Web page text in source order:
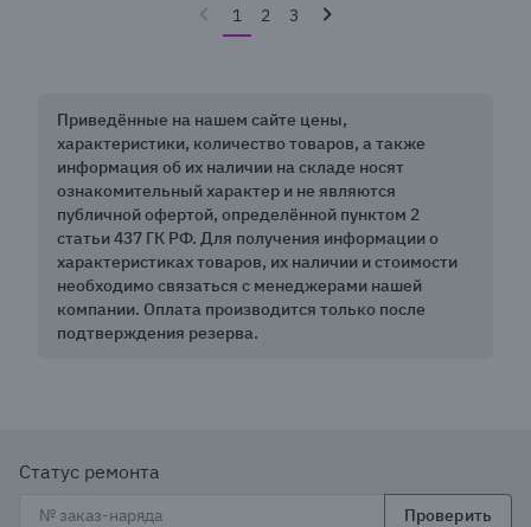
1 2 3
Приведённые на нашем сайте цены,
характеристики, количество товаров, а также
информация об их наличии на складе носят
ознакомительный характер и не являются
публичной офертой, определённой пунктом 2
статьи 437 ГК РФ. Для получения информации о
характеристиках товаров, их наличии и стоимости
необходимо связаться с менеджерами нашей
компании. Оплата производится только после
подтверждения резерва.
Статус ремонта
Проверить